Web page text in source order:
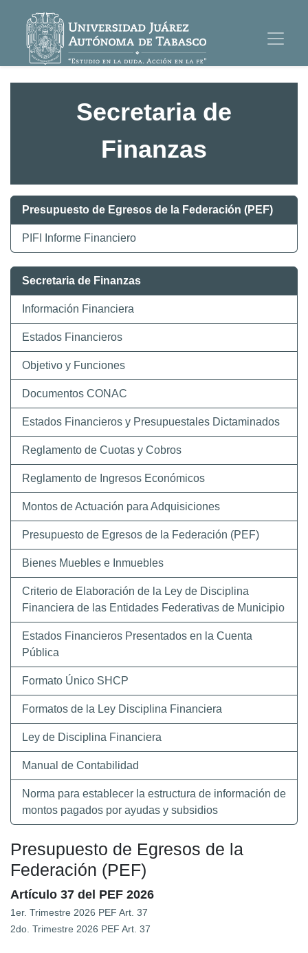
Secretaria de
Finanzas
Presupuesto de Egresos de la Federación (PEF)
PIFI Informe Financiero
Secretaria de Finanzas
Información Financiera
Estados Financieros
Objetivo y Funciones
Documentos CONAC
Estados Financieros y Presupuestales Dictaminados
Reglamento de Cuotas y Cobros
Reglamento de Ingresos Económicos
Montos de Actuación para Adquisiciones
Presupuesto de Egresos de la Federación (PEF)
Bienes Muebles e Inmuebles
Criterio de Elaboración de la Ley de Disciplina
Financiera de las Entidades Federativas de Municipio
Estados Financieros Presentados en la Cuenta
Pública
Formato Único SHCP
Formatos de la Ley Disciplina Financiera
Ley de Disciplina Financiera
Manual de Contabilidad
Norma para establecer la estructura de información de
montos pagados por ayudas y subsidios
Presupuesto de Egresos de la
Federación (PEF)
Artículo 37 del PEF 2026
1er. Trimestre 2026 PEF Art. 37
2do. Trimestre 2026 PEF Art. 37